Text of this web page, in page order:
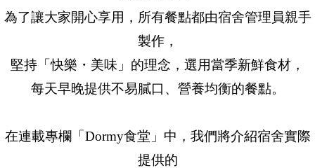
為了讓大家開心享用，所有餐點都由宿舍管理員親手
製作，
堅持「快樂・美味」的理念，選用當季新鮮食材，
每天早晚提供不易膩口、營養均衡的餐點。
在連載專欄「Dormy食堂」中，我們將介紹宿舍實際
提供的